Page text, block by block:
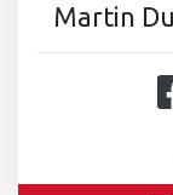
Martin